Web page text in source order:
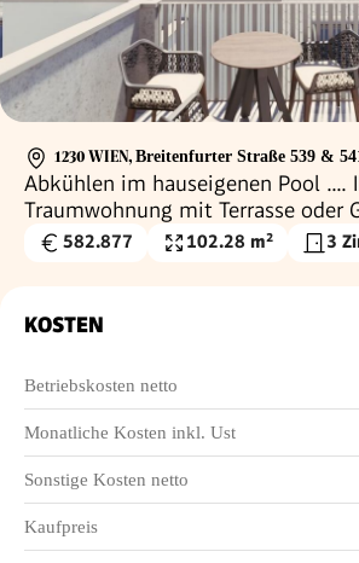
1230 WIEN, Breitenfurter Straße 539 &
Abkühlen im hauseigenen Pool ....
Traumwohnung mit Terrasse oder
Fernblick Nähe Maurer Wald
Kaufpreis
582.877
Wohnfläche
102.28 m² 3
KOSTEN
Betriebskosten netto
Monatliche Kosten inkl. Ust
Sonstige Kosten netto
Kaufpreis